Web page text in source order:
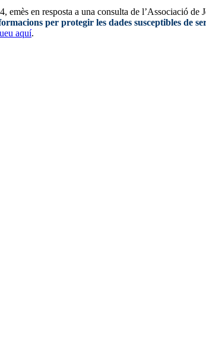
emès en resposta a una consulta de l’Associació de
per protegir les dades susceptibles de
aquí.